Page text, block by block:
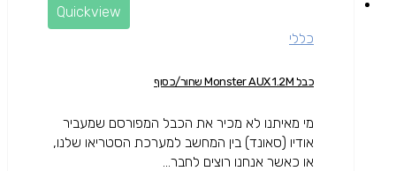
Quickview
כללי
כבל Monster AUX 1.2M שחור/כסוף
מי מאיתנו לא מכיר את הכבל המפורסם שמעביר
אודיו (סאונד) בין המחשב למערכת הסטריאו שלנו,
או כאשר אנחנו רוצים לחבר...